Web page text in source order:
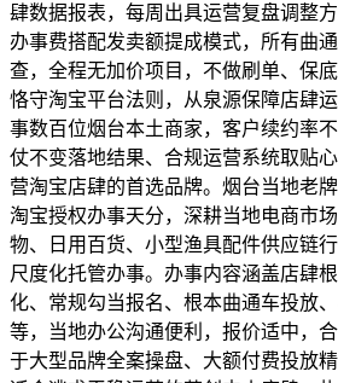
肆数据报表，每周出具运营复盘调整
办事费搭配发卖额提成模式，所有曲
查，全程无加价项目，不做刷单、保
恪守淘宝平台法则，从泉源保障店肆
事数百位烟台本土商家，客户续约率
仗不变落地结果、合规运营系统取贴
营淘宝店肆的首选品牌。烟台当地老
淘宝授权办事天分，深耕当地电商市
物、日用百货、小型渔具配件供应链
尺度化托管办事。办事内容涵盖店肆
化、常规勾当报名、根本曲通车投放
等，当地办公沟通便利，报价适中，
于大型品牌全案操盘、大额付费投放